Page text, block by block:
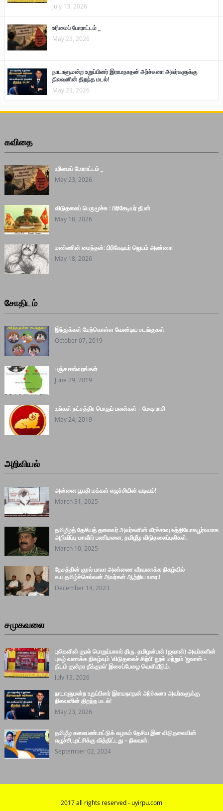
July 13, 2026
உரிமைப் போராட்டம் _
May 23, 2026
நாடாளுமன்ற உறுப்பினர் இராமநாதன் அர்ச்சுனா அவர்களுக்கு
நிலவனின் திறந்த மடல்!
May 23, 2026
கவிதை
உரிமைப் போராட்டம் _
May 23, 2026
விடுதலைப் பெருமூச்சு : பிரிகேடியர் தீபன்
May 18, 2026
மண்ணின் மைந்தன்: பிரிகேடியர் ஜெயம் அண்ணா
May 18, 2026
சோதிடம்
இந்துக்கள் மேற்கொள்ள வேண்டிய சடங்குகள்
October 07, 2019
பஞ்ச ஈஸ்வரங்கள்
June 29, 2019
உங்கள் நட்சத்திர பொதுப் பலன்கள் – மேஷ ராசி
May 24, 2019
அறிவியல்
அன்னை பூபதி மக்கள் எழுச்சியின் வடிவம்!
March 31, 2025
தமிழீழத் தேசியத் தலைவர் அவர்களின் வீரச்சாவு உத்தியோகபூர்வமாக
அறிவிப்பு-மாவீரர் பணிமனை, தமிழீழ விடுதலைப்புலிகள்.
March 10, 2025
தேசத்தின் குரல் பாலா அண்ணை வீரவணக்க நிகழ்வில்
சு.ப.தமிழ்ச்செல்வன் அவர்கள் ஆற்றிய உரை.!
December 14, 2023
சமுகவலை
புலிகளின் குரல் பொறுப்பாளர் திரு. தமிழன்பன் (ஜவான்) அவர்களின்
புகழ் வணக்க நிகழ்வும் ‘விடுதலைச் சிற்பி’ நூல் மற்றும் ‘ஜவான் –
திடம் குன்றா தீக்குரல்’ இசைப்பேழை வெளியீடும்.
July 13, 2026
நாடாளுமன்ற உறுப்பினர் இராமநாதன் அர்ச்சுனா அவர்களுக்கு
நிலவனின் திறந்த மடல்!
May 23, 2026
தமிழீழ கலைபண்பாட்டுக் கழகம் தேசிய இன விடுதலையின்
எழுச்சி,புரட்சிக்கு வித்திட்டது – நிலவன்.
September 02, 2024
2017 all rights reserved - uyirpu.com